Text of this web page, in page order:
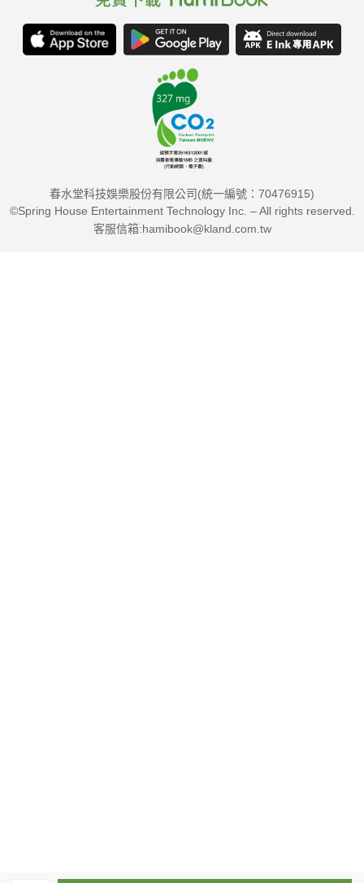
春水堂科技娛樂股份有限公司(統一編號：70476915)
©Spring House Entertainment Technology Inc. – All rights reserved.
客服信箱:hamibook@kland.com.tw